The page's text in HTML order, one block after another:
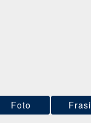
Foto Frasi